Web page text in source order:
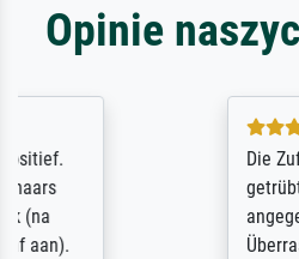
Opinie
Die Zufriedenheit ist
getrübt, dass das Bild
angegebenen
Überraschung für die